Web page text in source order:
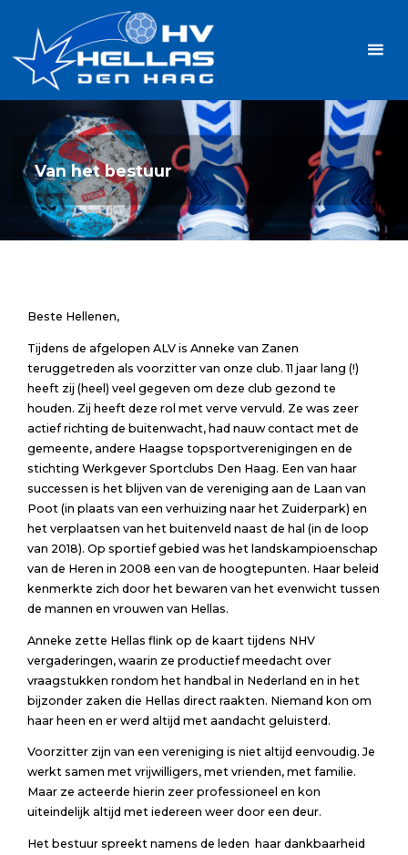
inhoud
Van het bestuur
Beste Hellenen,
Tijdens de afgelopen ALV is Anneke van Zanen
teruggetreden als voorzitter van onze club. 11 jaar lang (!)
heeft zij (heel) veel gegeven om deze club gezond te
houden. Zij heeft deze rol met verve vervuld. Ze was zeer
actief richting de buitenwacht, had nauw contact met de
gemeente, andere Haagse topsportverenigingen en de
stichting Werkgever Sportclubs Den Haag. Een van haar
successen is het blijven van de vereniging aan de Laan van
Poot (in plaats van een verhuizing naar het Zuiderpark) en
het verplaatsen van het buitenveld naast de hal (in de loop
van 2018). Op sportief gebied was het landskampioenschap
van de Heren in 2008 een van de hoogtepunten. Haar beleid
kenmerkte zich door het bewaren van het evenwicht tussen
de mannen en vrouwen van Hellas.
Anneke zette Hellas flink op de kaart tijdens NHV
vergaderingen, waarin ze productief meedacht over
vraagstukken rondom het handbal in Nederland en in het
bijzonder zaken die Hellas direct raakten. Niemand kon om
haar heen en er werd altijd met aandacht geluisterd.
Voorzitter zijn van een vereniging is niet altijd eenvoudig. Je
werkt samen met vrijwilligers, met vrienden, met familie.
Maar ze acteerde hierin zeer professioneel en kon
uiteindelijk altijd met iedereen weer door een deur.
Het bestuur spreekt namens de leden haar dankbaarheid